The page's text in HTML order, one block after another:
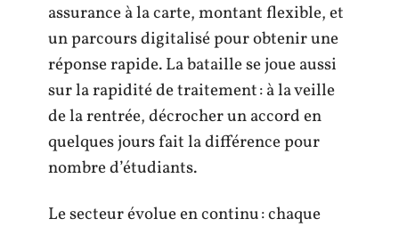
assurance à la carte, montant flexible, et
un parcours digitalisé pour obtenir une
réponse rapide. La bataille se joue aussi
sur la rapidité de traitement : à la veille
de la rentrée, décrocher un accord en
quelques jours fait la différence pour
nombre d’étudiants.
Le secteur évolue en continu : chaque